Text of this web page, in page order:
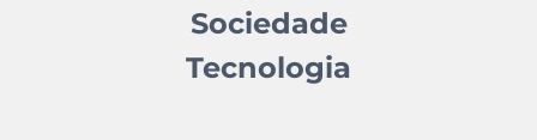
Sociedade
Tecnologia